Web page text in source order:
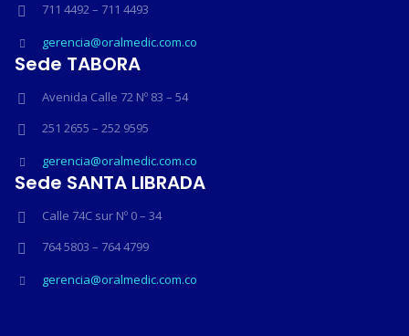
711 4492 – 711 4493
gerencia@oralmedic.com.co
Sede TABORA
Avenida Calle 72 Nº 83 – 54
251 2655 – 252 9595
gerencia@oralmedic.com.co
Sede SANTA LIBRADA
Calle 74C sur Nº 0 – 34
764 5803 – 764 4799
gerencia@oralmedic.com.co